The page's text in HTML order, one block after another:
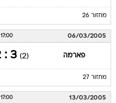
מחזור 26
06/03/2005
17:00
פארמה (2)
3 : 2
מחזור 27
13/03/2005
17:00